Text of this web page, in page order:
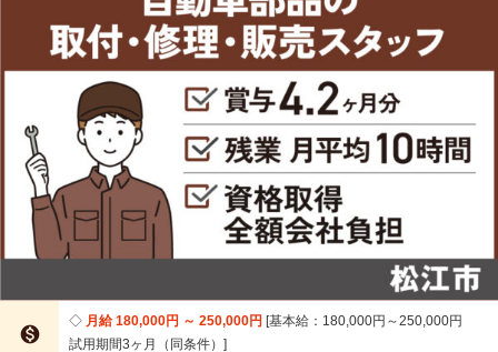

月給 180,000円 ～ 250,000円 基本給：180,000円～250,000円
試用期間3ヶ月（同条件）